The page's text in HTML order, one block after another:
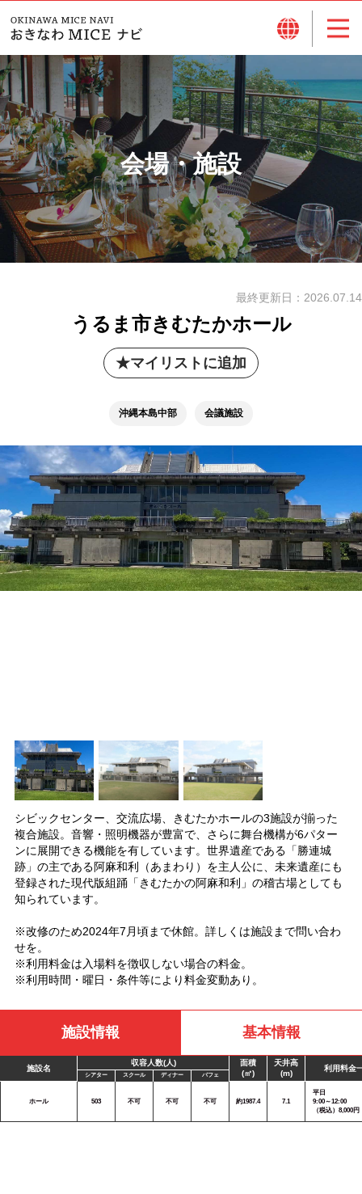
会場・施設
最終更新日： 2026.07.14
うるま市きむたかホール
マイリストに追加
沖縄本島中部 会議施設
シビックセンター、交流広場、きむたかホールの3施設が揃った
複合施設。音響・照明機器が豊富で、さらに舞台機構が6パター
ンに展開できる機能を有しています。世界遺産である「勝連城
跡」の主である阿麻和利（あまわり）を主人公に、未来遺産にも
登録された現代版組踊「きむたかの阿麻和利」の稽古場としても
知られています。
※改修のため2024年7月頃まで休館。詳しくは施設まで問い合わ
せを。
※利用料金は入場料を徴収しない場合の料金。
※利用時間・曜日・条件等により料金変動あり。
施設情報 基本情報
施設名
収容人数(人)
面積
(㎡)
天井高
(m)
利用料金
シアター スクール ディナー バフェ
ホール 503 不可 不可 不可 約1987.4 7.1
平日
9:00～12:00
（税込）8,000円